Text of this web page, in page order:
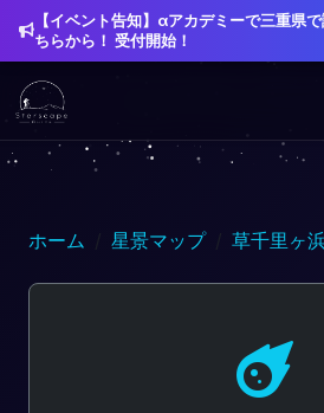
【イベント告知】αアカデミーで三重県
ちらから！ 受付開始！
ホーム 星景マップ 草千里ヶ